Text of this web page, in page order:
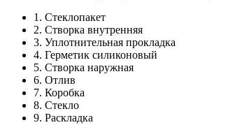
1. Стеклопакет
2. Створка внутренняя
3. Уплотнительная прокладка
4. Герметик силиконовый
5. Створка наружная
6. Отлив
7. Коробка
8. Стекло
9. Раскладка